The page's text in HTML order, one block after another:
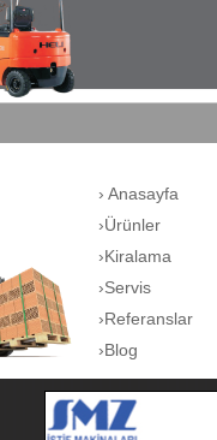
› Anasayfa
›Ürünler
›Kiralama
›Servis
›Referanslar
›Blog